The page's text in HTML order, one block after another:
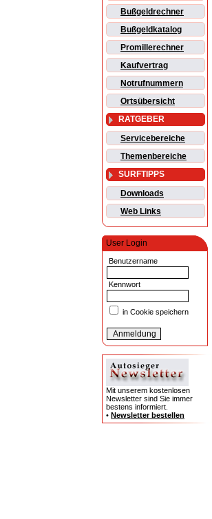
Bußgeldrechner
Bußgeldkatalog
Promillerechner
Kaufvertrag
Notrufnummern
Ortsübersicht
RATGEBER
Servicebereiche
Themenbereiche
SURFTIPPS
Downloads
Web Links
User Login
Benutzername
Kennwort
in Cookie speichern
Mit unserem kostenlosen
Newsletter sind Sie immer
bestens informiert.
• Newsletter bestellen